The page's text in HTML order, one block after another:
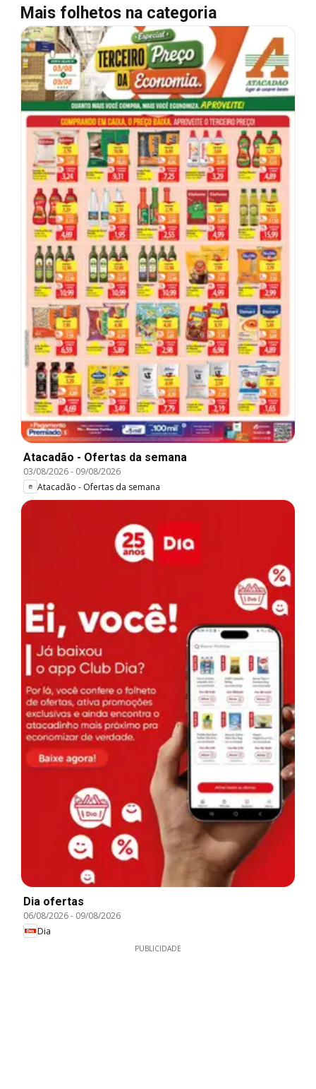
Mais folhetos na categoria
Atacadão - Ofertas da semana
03/08/2026- 09/08/2026
Atacadão - Ofertas da semana
Dia ofertas
06/08/2026- 09/08/2026
Dia
PUBLICIDADE